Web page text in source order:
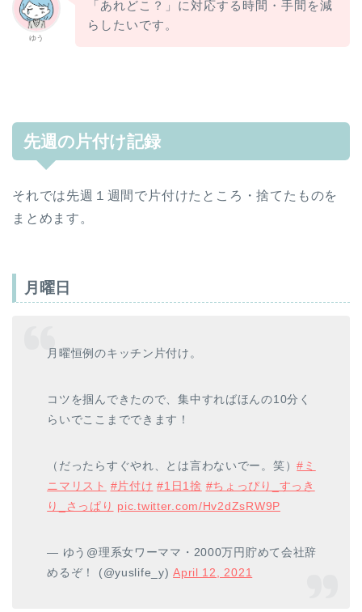
ゆう
「あれどこ？」に対応する時間・手間を減
らしたいです。
先週の片付け記録
それでは先週１週間で片付けたところ・捨てたものを
まとめます。
月曜日
月曜恒例のキッチン片付け。
コツを掴んできたので、集中すればほんの10分く
らいでここまでできます！
（だったらすぐやれ、とは言わないでー。笑）#ミ
ニマリスト #片付け #1日1捨 #ちょっぴり_すっき
り_さっぱり pic.twitter.com/Hv2dZsRW9P
— ゆう@理系女ワーママ・2000万円貯めて会社辞
めるぞ！ (@yuslife_y)April 12, 2021